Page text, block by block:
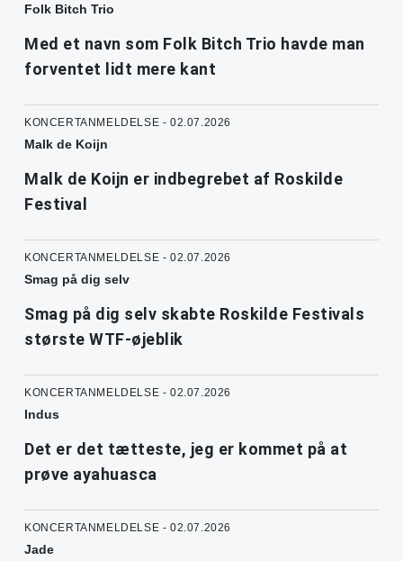
Folk Bitch Trio
Med et navn som Folk Bitch Trio havde man
forventet lidt mere kant
KONCERTANMELDELSE - 02.07.2026
Malk de Koijn
Malk de Koijn er indbegrebet af Roskilde
Festival
KONCERTANMELDELSE - 02.07.2026
Smag på dig selv
Smag på dig selv skabte Roskilde Festivals
største WTF-øjeblik
KONCERTANMELDELSE - 02.07.2026
Indus
Det er det tætteste, jeg er kommet på at
prøve ayahuasca
KONCERTANMELDELSE - 02.07.2026
Jade